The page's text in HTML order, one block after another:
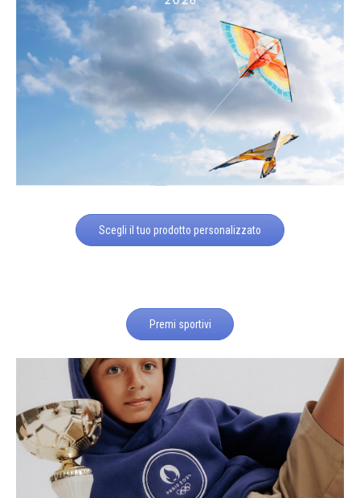
Scegli il tuo prodotto personalizzato
Premi sportivi